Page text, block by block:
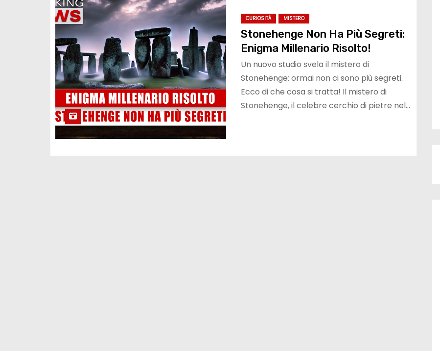
CURIOSITÀ MISTERO
Stonehenge Non Ha Più Segreti:
Enigma Millenario Risolto!
Un nuovo studio svela il mistero di
Stonehenge: ormai non ci sono più segreti.
Ecco di che cosa si tratta! Il mistero di
Stonehenge, il celebre cerchio di pietre nel…